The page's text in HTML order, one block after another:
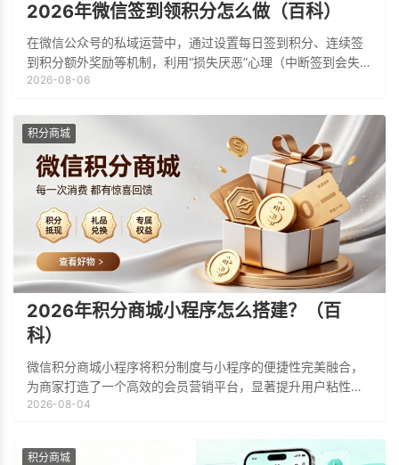
2026年微信签到领积分怎么做（百科）
在微信公众号的私域运营中，通过设置每日签到积分、连续签
到积分额外奖励等机制，利用“损失厌恶”心理（中断签到会失去
额外奖励）促使用户每天习惯性点开公众号，有效提升公众号
2026-08-06
积分商城
2026年积分商城小程序怎么搭建？（百
科）
微信积分商城小程序将积分制度与小程序的便捷性完美融合，
为商家打造了一个高效的会员营销平台，显著提升用户粘性与
忠诚度。通过签到、消费、分享等多样化的积分奖励机制，鼓
2026-08-04
积分商城